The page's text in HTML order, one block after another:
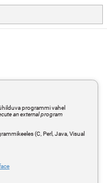
programmi vahel
an external program
(C, Perl, Java, Visual